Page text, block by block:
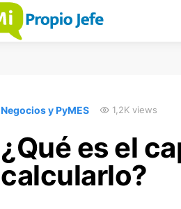
Negocios y PyMES 1,2K views
¿Qué es el
calcularlo?